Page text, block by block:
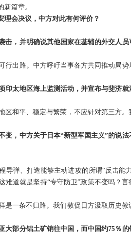
篇章。
会决议，中方对此有何评价？
击，并明确说其他国家在基辅的外交人员
行出路。中方呼吁当事各方共同推动局
印太地区海上监测活动，并宣布与斐济
区和平、稳定与繁荣，不应针对第三方
变，中方关于日本“新型军国主义”的说
弹、打造能够主动进攻的所谓“反击能
难道就是坚持“专守防卫”政策不变吗？
是一条不归路。我们敦促日方汲取历史
部分铝土矿销往中国，而中国约75％的